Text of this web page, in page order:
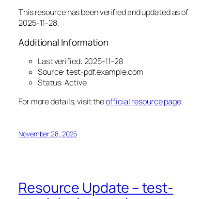
This resource has been verified and updated as of
2025-11-28.
Additional Information
Last verified: 2025-11-28
Source: test-pdf.example.com
Status: Active
For more details, visit theofficial resource page.
November 28, 2025
Resource Update – test-